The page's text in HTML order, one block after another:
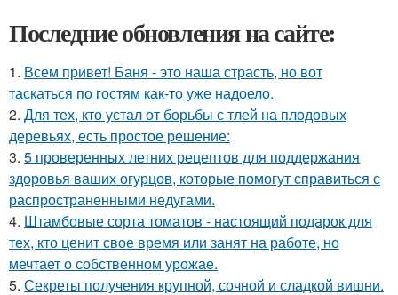
Последние обновления на сайте:
1. Всем привет! Баня - это наша страсть, но вот
таскаться по гостям как-то уже надоело.
2. Для тех, кто устал от борьбы с тлей на плодовых
деревьях, есть простое решение:
3. 5 проверенных летних рецептов для поддержания
здоровья ваших огурцов, которые помогут справиться с
распространенными недугами.
4. Штамбовые сорта томатов - настоящий подарок для
тех, кто ценит свое время или занят на работе, но
мечтает о собственном урожае.
5. Секреты получения крупной, сочной и сладкой вишни.